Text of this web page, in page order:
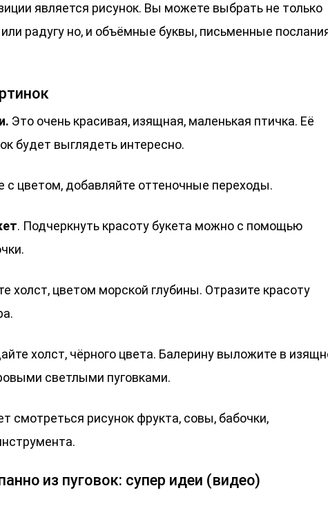
является рисунок. Вы можете выбрать не только
радугу но, и объёмные буквы, письменные
Это очень красивая, изящная, маленькая птичка. Её
будет выглядеть интересно.
с цветом, добавляйте оттеночные переходы.
. Подчеркнуть красоту букета можно с помощью
холст, цветом морской глубины. Отразите красоту
холст, чёрного цвета. Балерину выложите в
светлыми пуговками.
смотреться рисунок фрукта, совы, бабочки,
из пуговок: супер идеи (видео)